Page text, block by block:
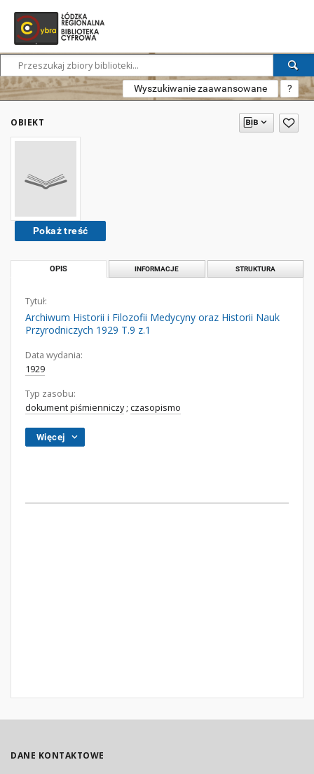
Wyszukiwanie zaawansowane ?
OBIEKT
Pokaż treść
OPIS INFORMACJE STRUKTURA
Tytuł:
Archiwum Historii i Filozofii Medycyny oraz Historii Nauk
Przyrodniczych 1929 T.9 z.1
Data wydania:
1929
Typ zasobu:
dokument piśmienniczy; czasopismo
Więcej
DANE KONTAKTOWE